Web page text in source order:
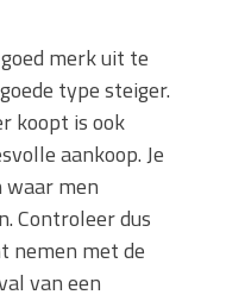
merk uit te
type steiger.
koopt is ook
aankoop. Je
men
Controleer dus
nemen met de
van een